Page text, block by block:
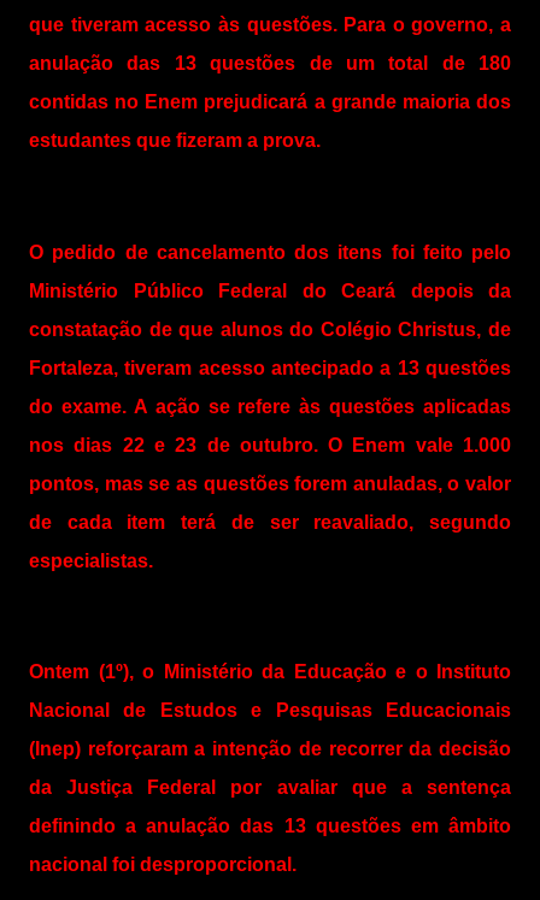
que tiveram acesso às questões. Para o governo, a
anulação das 13 questões de um total de 180
contidas no Enem prejudicará a grande maioria dos
estudantes que fizeram a prova.
O pedido de cancelamento dos itens foi feito pelo
Ministério Público Federal do Ceará depois da
constatação de que alunos do Colégio Christus, de
Fortaleza, tiveram acesso antecipado a 13 questões
do exame. A ação se refere às questões aplicadas
nos dias 22 e 23 de outubro. O Enem vale 1.000
pontos, mas se as questões forem anuladas, o valor
de cada item terá de ser reavaliado, segundo
especialistas.
Ontem (1º), o Ministério da Educação e o Instituto
Nacional de Estudos e Pesquisas Educacionais
(Inep) reforçaram a intenção de recorrer da decisão
da Justiça Federal por avaliar que a sentença
definindo a anulação das 13 questões em âmbito
nacional foi desproporcional.